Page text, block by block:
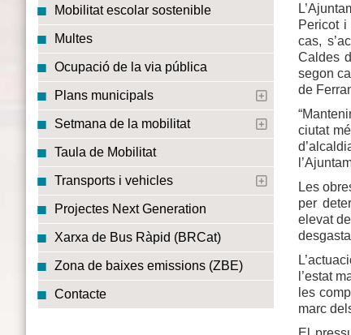
Mobilitat escolar sostenible
Multes
Ocupació de la via pública
Plans municipals
Setmana de la mobilitat
Taula de Mobilitat
Transports i vehicles
Projectes Next Generation
Xarxa de Bus Ràpid (BRCat)
Zona de baixes emissions (ZBE)
Contacte
Pericot i
cas,
Caldes
segon
de
ciutat
Les
per
elevat
l’estat
les
marc